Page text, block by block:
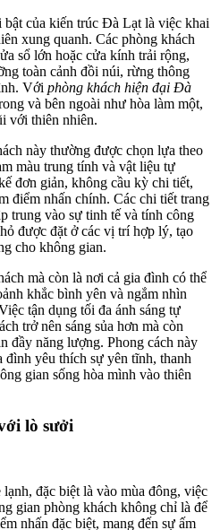
của kiến trúc Đà Lạt là việc khai
xung quanh. Các phòng khách
sổ lớn hoặc cửa kính trải rộng,
toàn cảnh đồi núi, rừng thông
Với phòng khách hiện đại Đà
và bên ngoài như hòa làm một,
với thiên nhiên.
này thường được chọn lựa theo
màu trung tính và vật liệu tự
đơn giản, không cầu kỳ chi tiết,
điểm nhấn chính. Các chi tiết trang
trung vào sự tinh tế và tính công
được đặt ở các vị trí hợp lý, tạo
cho không gian.
mà còn là nơi cả gia đình có thể
khắc bình yên và ngắm nhìn
tận dụng tối đa ánh sáng tự
trở nên sáng sủa hơn mà còn
đầy năng lượng. Phong cách này
yêu thích sự yên tĩnh, thanh
gian sống hòa mình vào thiên
lò sưởi
đặc biệt là vào mùa đông, việc
gian phòng khách không chỉ là để
nhấn đặc biệt, mang đến sự ấm